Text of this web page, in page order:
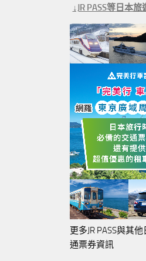
↓JR PASS等日本
更多JR PASS與其
通票券資訊